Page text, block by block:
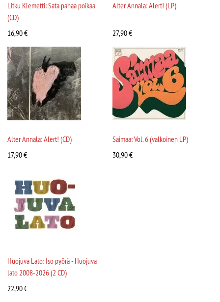
Litku Klemetti: Sata pahaa poikaa
(CD)
16,90€
Alter Annala: Alert! (LP)
27,90€
Alter Annala: Alert! (CD)
17,90€
Saimaa: Vol. 6 (valkoinen LP)
30,90€
Huojuva Lato: Iso pyörä - Huojuva
lato 2008-2026 (2 CD)
22,90€